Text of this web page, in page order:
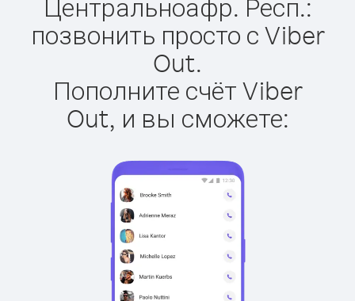
Центральноафр. Респ.:
позвонить просто с Viber
Out.
Пополните счёт Viber
Out, и вы сможете: